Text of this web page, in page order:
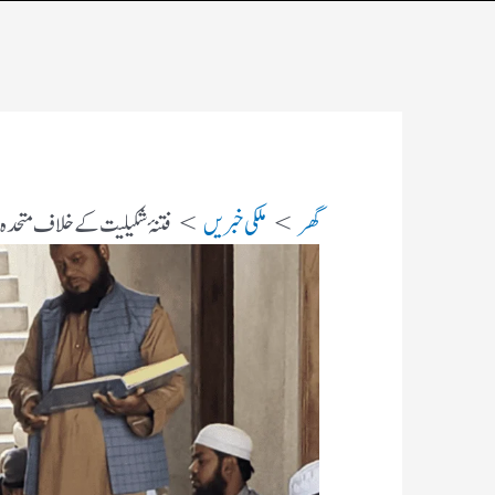
گھر ملکی خبریں فتنۂ شکیلیت کے خلاف متحدہ